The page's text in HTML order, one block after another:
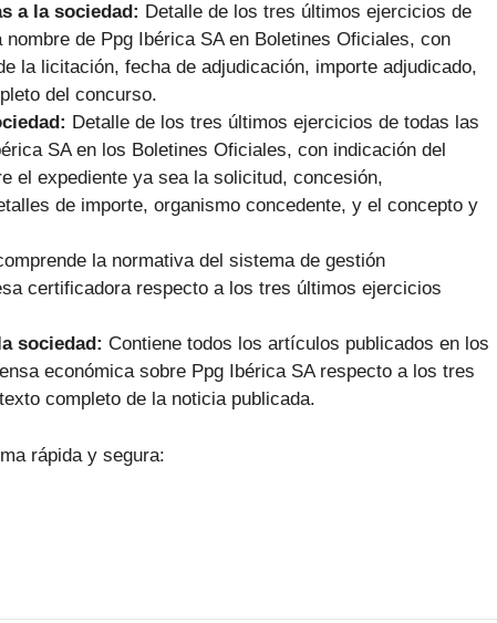
a la sociedad: Detalle de los tres últimos ejercicios de
de Ppg Ibérica SA en Boletines Oficiales, con
la licitación, fecha de adjudicación, importe adjudicado,
del concurso.
Detalle de los tres últimos ejercicios de todas las
SA en los Boletines Oficiales, con indicación del
el expediente ya sea la solicitud, concesión,
de importe, organismo concedente, y el concepto y
la normativa del sistema de gestión
certificadora respecto a los tres últimos ejercicios
sociedad: Contiene todos los artículos publicados en los
económica sobre Ppg Ibérica SA respecto a los tres
completo de la noticia publicada.
rápida y segura: